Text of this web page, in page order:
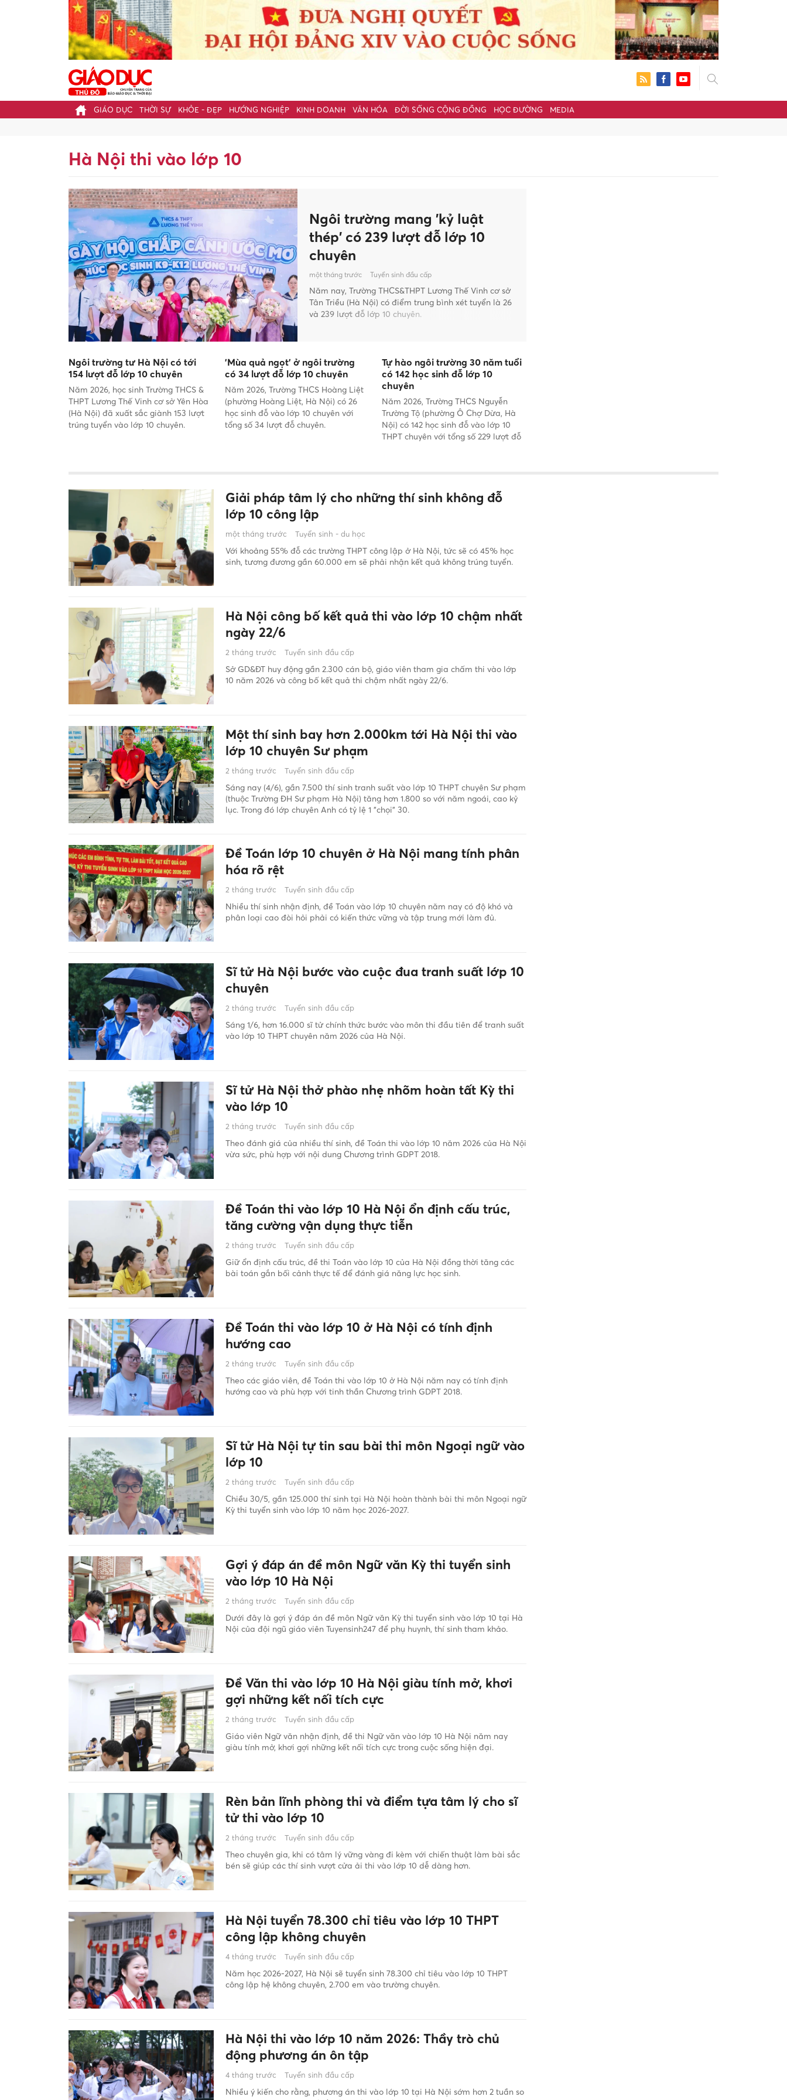
GIÁO DỤC THỜI SỰ KHỎE - ĐẸP HƯỚNG NGHIỆP KINH DOANH VĂN HÓA ĐỜI SỐNG CỘNG ĐỒNG HỌC ĐƯỜNG MEDIA
Hà Nội thi vào lớp 10
Ngôi trường mang 'kỷ luật
thép' có 239 lượt đỗ lớp 10
chuyên
một tháng trước Tuyển sinh đầu cấp
Năm nay, Trường THCS&THPT Lương Thế Vinh cơ sở
Tân Triều (Hà Nội) có điểm trung bình xét tuyển là 26
và 239 lượt đỗ lớp 10 chuyên.
Ngôi trường tư Hà Nội có tới
154 lượt đỗ lớp 10 chuyên
Năm 2026, học sinh Trường THCS &
THPT Lương Thế Vinh cơ sở Yên Hòa
(Hà Nội) đã xuất sắc giành 153 lượt
trúng tuyển vào lớp 10 chuyên.
'Mùa quả ngọt' ở ngôi trường
có 34 lượt đỗ lớp 10 chuyên
Năm 2026, Trường THCS Hoàng Liệt
(phường Hoàng Liệt, Hà Nội) có 26
học sinh đỗ vào lớp 10 chuyên với
tổng số 34 lượt đỗ chuyên.
Tự hào ngôi trường 30 năm tuổi
có 142 học sinh đỗ lớp 10
chuyên
Năm 2026, Trường THCS Nguyễn
Trường Tộ (phường Ô Chợ Dừa, Hà
Nội) có 142 học sinh đỗ vào lớp 10
THPT chuyên với tổng số 229 lượt đỗ
Giải pháp tâm lý cho những thí sinh không đỗ
lớp 10 công lập
một tháng trước Tuyển sinh - du học
Với khoảng 55% đỗ các trường THPT công lập ở Hà Nội, tức sẽ có 45% học
sinh, tương đương gần 60.000 em sẽ phải nhận kết quả không trúng tuyển.
Hà Nội công bố kết quả thi vào lớp 10 chậm nhất
ngày 22/6
2 tháng trước Tuyển sinh đầu cấp
Sở GD&ĐT huy động gần 2.300 cán bộ, giáo viên tham gia chấm thi vào lớp
10 năm 2026 và công bố kết quả thi chậm nhất ngày 22/6.
Một thí sinh bay hơn 2.000km tới Hà Nội thi vào
lớp 10 chuyên Sư phạm
2 tháng trước Tuyển sinh đầu cấp
Sáng nay (4/6), gần 7.500 thí sinh tranh suất vào lớp 10 THPT chuyên Sư phạm
(thuộc Trường ĐH Sư phạm Hà Nội) tăng hơn 1.800 so với năm ngoái, cao kỷ
lục. Trong đó lớp chuyên Anh có tỷ lệ 1 "chọi" 30.
Đề Toán lớp 10 chuyên ở Hà Nội mang tính phân
hóa rõ rệt
2 tháng trước Tuyển sinh đầu cấp
Nhiều thí sinh nhận định, đề Toán vào lớp 10 chuyên năm nay có độ khó và
phân loại cao đòi hỏi phải có kiến thức vững và tập trung mới làm đủ.
Sĩ tử Hà Nội bước vào cuộc đua tranh suất lớp 10
chuyên
2 tháng trước Tuyển sinh đầu cấp
Sáng 1/6, hơn 16.000 sĩ tử chính thức bước vào môn thi đầu tiên để tranh suất
vào lớp 10 THPT chuyên năm 2026 của Hà Nội.
Sĩ tử Hà Nội thở phào nhẹ nhõm hoàn tất Kỳ thi
vào lớp 10
2 tháng trước Tuyển sinh đầu cấp
Theo đánh giá của nhiều thí sinh, đề Toán thi vào lớp 10 năm 2026 của Hà Nội
vừa sức, phù hợp với nội dung Chương trình GDPT 2018.
Đề Toán thi vào lớp 10 Hà Nội ổn định cấu trúc,
tăng cường vận dụng thực tiễn
2 tháng trước Tuyển sinh đầu cấp
Giữ ổn định cấu trúc, đề thi Toán vào lớp 10 của Hà Nội đồng thời tăng các
bài toán gắn bối cảnh thực tế để đánh giá năng lực học sinh.
Đề Toán thi vào lớp 10 ở Hà Nội có tính định
hướng cao
2 tháng trước Tuyển sinh đầu cấp
Theo các giáo viên, đề Toán thi vào lớp 10 ở Hà Nội năm nay có tính định
hướng cao và phù hợp với tinh thần Chương trình GDPT 2018.
Sĩ tử Hà Nội tự tin sau bài thi môn Ngoại ngữ vào
lớp 10
2 tháng trước Tuyển sinh đầu cấp
Chiều 30/5, gần 125.000 thí sinh tại Hà Nội hoàn thành bài thi môn Ngoại ngữ
Kỳ thi tuyển sinh vào lớp 10 năm học 2026-2027.
Gợi ý đáp án đề môn Ngữ văn Kỳ thi tuyển sinh
vào lớp 10 Hà Nội
2 tháng trước Tuyển sinh đầu cấp
Dưới đây là gợi ý đáp án đề môn Ngữ văn Kỳ thi tuyển sinh vào lớp 10 tại Hà
Nội của đội ngũ giáo viên Tuyensinh247 để phụ huynh, thí sinh tham khảo.
Đề Văn thi vào lớp 10 Hà Nội giàu tính mở, khơi
gợi những kết nối tích cực
2 tháng trước Tuyển sinh đầu cấp
Giáo viên Ngữ văn nhận định, đề thi Ngữ văn vào lớp 10 Hà Nội năm nay
giàu tính mở, khơi gợi những kết nối tích cực trong cuộc sống hiện đại.
Rèn bản lĩnh phòng thi và điểm tựa tâm lý cho sĩ
tử thi vào lớp 10
2 tháng trước Tuyển sinh đầu cấp
Theo chuyên gia, khi có tâm lý vững vàng đi kèm với chiến thuật làm bài sắc
bén sẽ giúp các thí sinh vượt cửa ải thi vào lớp 10 dễ dàng hơn.
Hà Nội tuyển 78.300 chỉ tiêu vào lớp 10 THPT
công lập không chuyên
4 tháng trước Tuyển sinh đầu cấp
Năm học 2026-2027, Hà Nội sẽ tuyển sinh 78.300 chỉ tiêu vào lớp 10 THPT
công lập hệ không chuyên, 2.700 em vào trường chuyên.
Hà Nội thi vào lớp 10 năm 2026: Thầy trò chủ
động phương án ôn tập
4 tháng trước Tuyển sinh đầu cấp
Nhiều ý kiến cho rằng, phương án thi vào lớp 10 tại Hà Nội sớm hơn 2 tuần so